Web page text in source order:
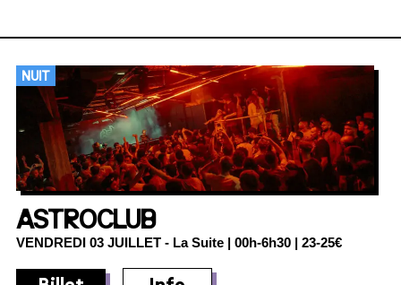
NUIT
ASTROCLUB
VENDREDI 03 JUILLET - La Suite | 00h-6h30 | 23-25€